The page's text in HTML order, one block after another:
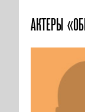
АКТЕРЫ